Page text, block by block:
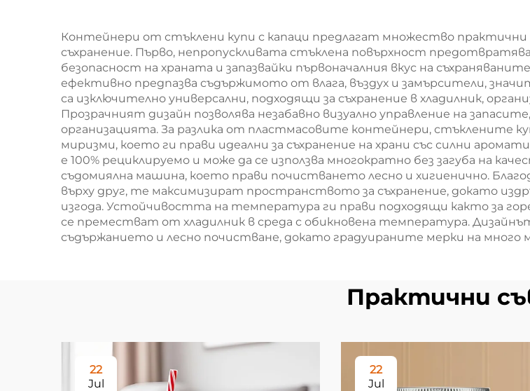
Контейнери от стъклени купи с капаци предлагат множество
съхранение. Първо, непропускливата стъклена повърхност
безопасност на храната и запазвайки първоначалния вкус на
ефективно предпазва съдържимото от влага, въздух и замърсители,
са изключително универсални, подходящи за съхранение в хладилник,
Прозрачният дизайн позволява незабавно визуално управление на
организацията. За разлика от пластмасовите контейнери, стъклените
миризми, което ги прави идеални за съхранение на храни със силни
е 100% рециклируемо и може да се използва многократно без загуба на
съдомиялна машина, което прави почистването лесно и хигиенично.
върху друг, те максимизират пространството за съхранение, докато
изгода. Устойчивостта на температура ги прави подходящи както за
се преместват от хладилник в среда с обикновена температура.
съдържанието и лесно почистване, докато градуираните мерки на много
Практични
22
Jul
22
Jul